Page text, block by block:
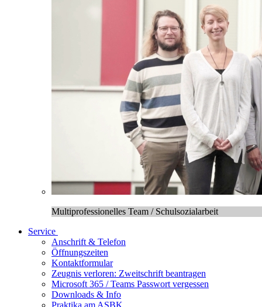
Multiprofessionelles Team / Schulsozialarbeit
Service
Anschrift & Telefon
Öffnungszeiten
Kontaktformular
Zeugnis verloren: Zweitschrift beantragen
Microsoft 365 / Teams Passwort vergessen
Downloads & Info
Praktika am ASBK